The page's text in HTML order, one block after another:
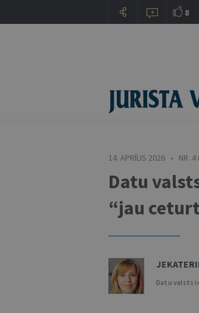
14. APRĪLIS 2026 • NR. 4
Datu
“jau
Datu valsts
8